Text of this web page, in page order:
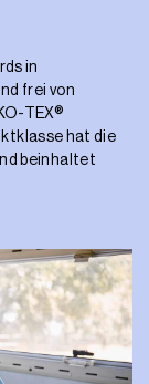
in
frei von
TEX®
hat die
beinhaltet